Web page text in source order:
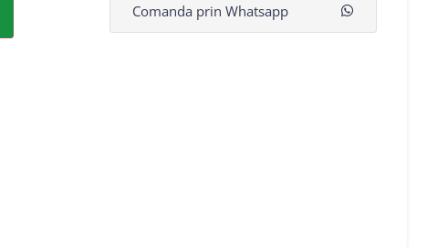
Comanda prin Whatsapp